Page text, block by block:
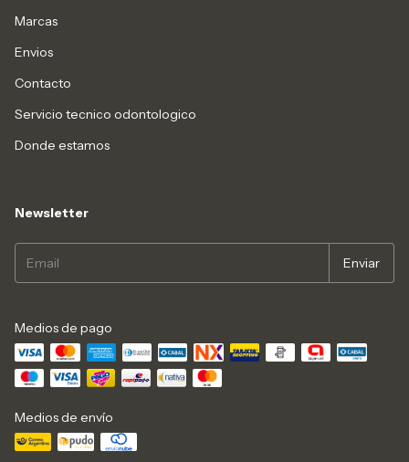
Marcas
Envios
Contacto
Servicio tecnico odontologico
Donde estamos
Newsletter
Medios de pago
Medios de envío